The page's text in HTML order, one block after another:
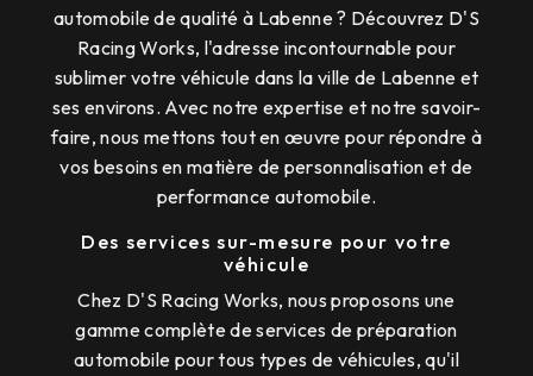
automobile de qualité à Labenne ? Découvrez D'S
Racing Works, l'adresse incontournable pour
sublimer votre véhicule dans la ville de Labenne et
ses environs. Avec notre expertise et notre savoir-
faire, nous mettons tout en œuvre pour répondre à
vos besoins en matière de personnalisation et de
performance automobile.
Des services sur-mesure pour votre
véhicule
Chez D'S Racing Works, nous proposons une
gamme complète de services de préparation
automobile pour tous types de véhicules, qu'il